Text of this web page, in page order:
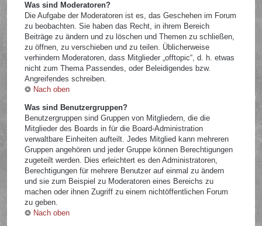
Was sind Moderatoren?
Die Aufgabe der Moderatoren ist es, das Geschehen im Forum
zu beobachten. Sie haben das Recht, in ihrem Bereich
Beiträge zu ändern und zu löschen und Themen zu schließen,
zu öffnen, zu verschieben und zu teilen. Üblicherweise
verhindern Moderatoren, dass Mitglieder „offtopic“, d. h. etwas
nicht zum Thema Passendes, oder Beleidigendes bzw.
Angreifendes schreiben.
Nach oben
Was sind Benutzergruppen?
Benutzergruppen sind Gruppen von Mitgliedern, die die
Mitglieder des Boards in für die Board-Administration
verwaltbare Einheiten aufteilt. Jedes Mitglied kann mehreren
Gruppen angehören und jeder Gruppe können Berechtigungen
zugeteilt werden. Dies erleichtert es den Administratoren,
Berechtigungen für mehrere Benutzer auf einmal zu ändern
und sie zum Beispiel zu Moderatoren eines Bereichs zu
machen oder ihnen Zugriff zu einem nichtöffentlichen Forum
zu geben.
Nach oben